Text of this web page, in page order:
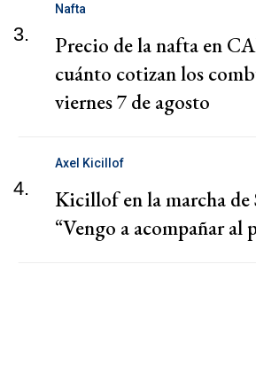
3.
Nafta
Precio de la nafta en
cuánto cotizan los
viernes 7 de agosto
4.
Axel Kicillof
Kicillof en la marcha de
“Vengo a acompañar al